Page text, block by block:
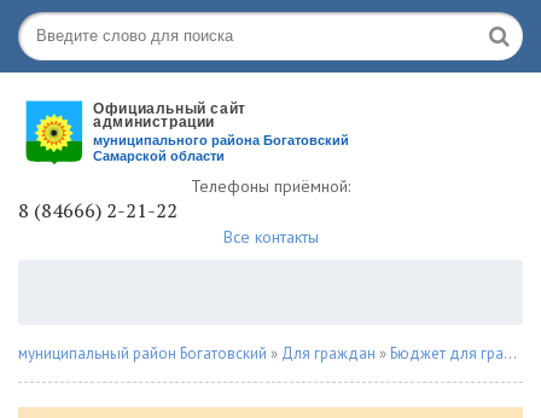
Телефоны приёмной:
8 (84666) 2-21-22
Все контакты
муниципальный район Богатовский » Для граждан » Бюджет для граждан